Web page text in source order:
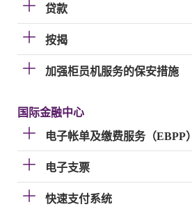
贷款
按揭
加强柜员机服务的保安措施
国际金融中心
电子帐单及缴费服务（EBPP）
电子支票
快速支付系统